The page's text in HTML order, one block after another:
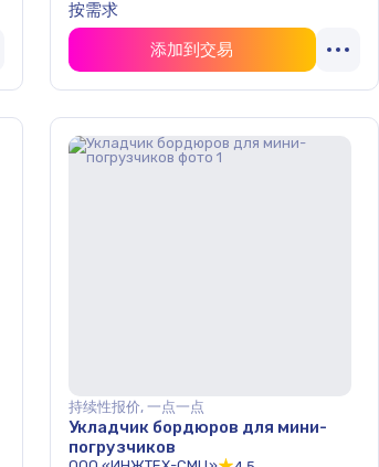
按需求
添加到交易
持续性报价, 一点一点
Укладчик бордюров для мини-
погрузчиков